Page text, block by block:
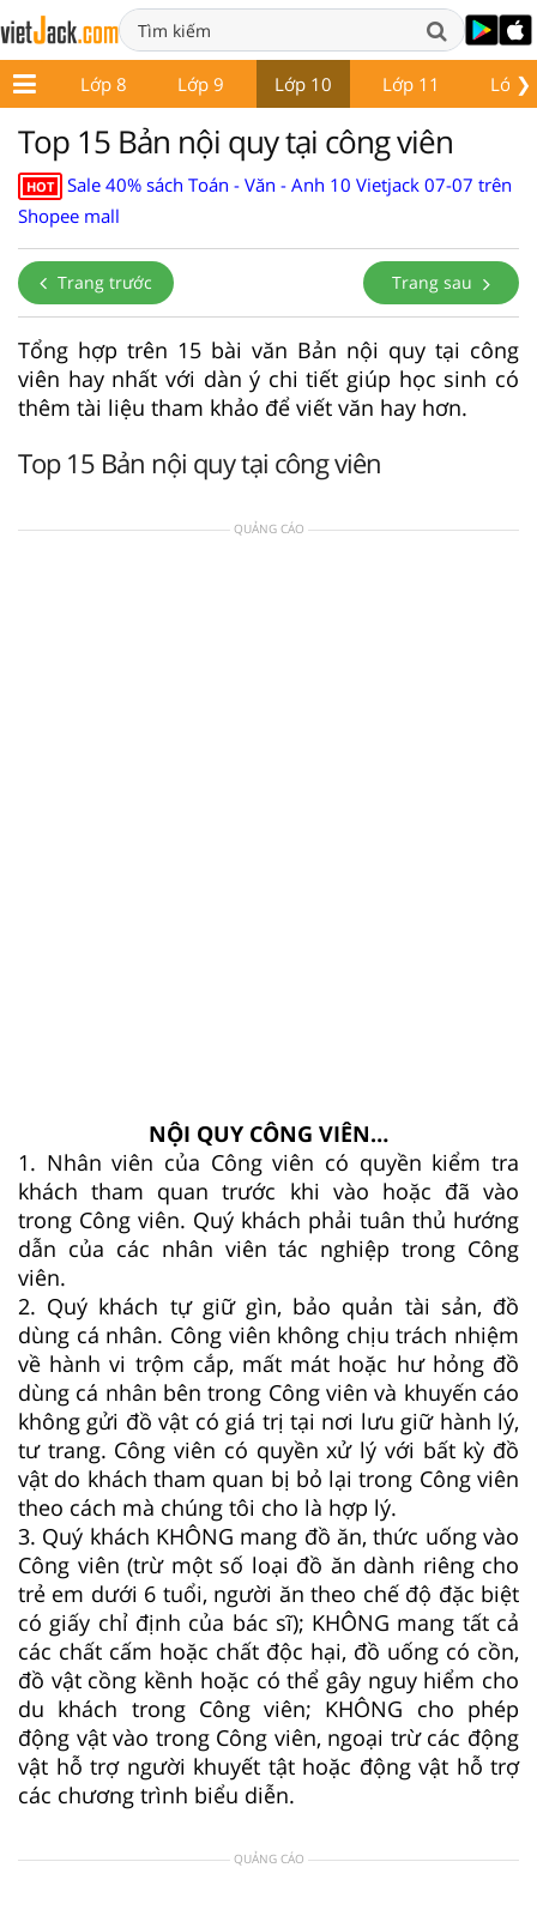
❯
7 Lớp 8 Lớp 9 Lớp 10 Lớp 11 Lớp
Top 15 Bản nội quy tại công viên
HOT
Sale 40% sách Toán - Văn - Anh 10 Vietjack 07-07 trên
Shopee mall
Trang trước Trang sau
Tổng hợp trên 15 bài văn Bản nội quy tại công
viên hay nhất với dàn ý chi tiết giúp học sinh có
thêm tài liệu tham khảo để viết văn hay hơn.
Top 15 Bản nội quy tại công viên
QUẢNG CÁO
NỘI QUY CÔNG VIÊN…
1. Nhân viên của Công viên có quyền kiểm tra
khách tham quan trước khi vào hoặc đã vào
trong Công viên. Quý khách phải tuân thủ hướng
dẫn của các nhân viên tác nghiệp trong Công
viên.
2. Quý khách tự giữ gìn, bảo quản tài sản, đồ
dùng cá nhân. Công viên không chịu trách nhiệm
về hành vi trộm cắp, mất mát hoặc hư hỏng đồ
dùng cá nhân bên trong Công viên và khuyến cáo
không gửi đồ vật có giá trị tại nơi lưu giữ hành lý,
tư trang. Công viên có quyền xử lý với bất kỳ đồ
vật do khách tham quan bị bỏ lại trong Công viên
theo cách mà chúng tôi cho là hợp lý.
3. Quý khách KHÔNG mang đồ ăn, thức uống vào
Công viên (trừ một số loại đồ ăn dành riêng cho
trẻ em dưới 6 tuổi, người ăn theo chế độ đặc biệt
có giấy chỉ định của bác sĩ); KHÔNG mang tất cả
các chất cấm hoặc chất độc hại, đồ uống có cồn,
đồ vật cồng kềnh hoặc có thể gây nguy hiểm cho
du khách trong Công viên; KHÔNG cho phép
động vật vào trong Công viên, ngoại trừ các động
vật hỗ trợ người khuyết tật hoặc động vật hỗ trợ
các chương trình biểu diễn.
QUẢNG CÁO